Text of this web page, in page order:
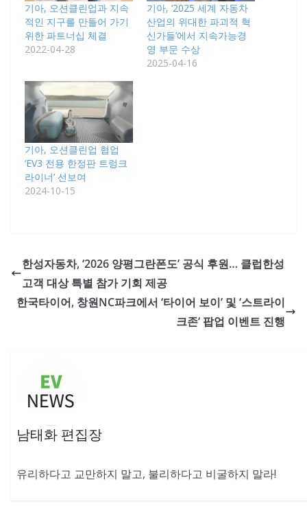
기아, 오션클린업과 지속
적인 지구를 만들어 가기
위한 파트너십 체결
2022-04-28
기아, ‘2025 세계 자동차
산업의 위대한 파괴적 혁
신가들’에서 지속가능경
영 부문 수상
2025-04-16
기아, 오션클린업 협업
‘EV3 전용 한정판 트렁크
라이너’ 선보여
2024-10-15
한성자동차, ‘2026 양평그란폰도’ 공식 후원… 클럽한성
고객 대상 특별 참가 기회 제공
한국타이어, 창원NC파크에서 ‘타이어 보이’ 및 ‘스트라이
크존‘ 팝업 이벤트 진행
남태화 편집장
유리하다고 교만하지 말고, 불리하다고 비굴하지 말라!